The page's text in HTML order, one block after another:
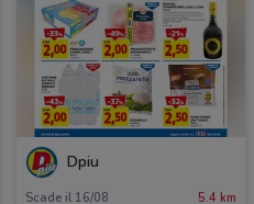
Dpiu
Scade il 16/08 5.4 km